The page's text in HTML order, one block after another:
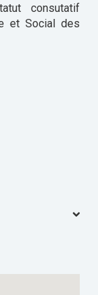
consutatif
et Social des